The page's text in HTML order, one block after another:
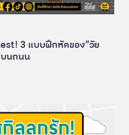
3 แบบฝึกหัดของ”วัย
บนถนน